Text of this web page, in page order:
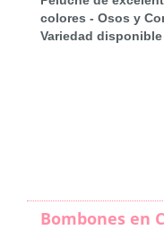
colores - Osos y
Variedad disponible
Bombones en